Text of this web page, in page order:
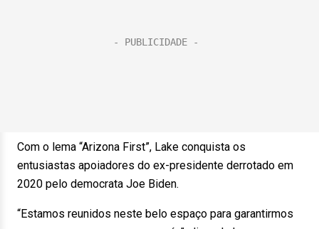
Com o lema “Arizona First”, Lake conquista os
entusiastas apoiadores do ex-presidente derrotado em
2020 pelo democrata Joe Biden.
“Estamos reunidos neste belo espaço para garantirmos